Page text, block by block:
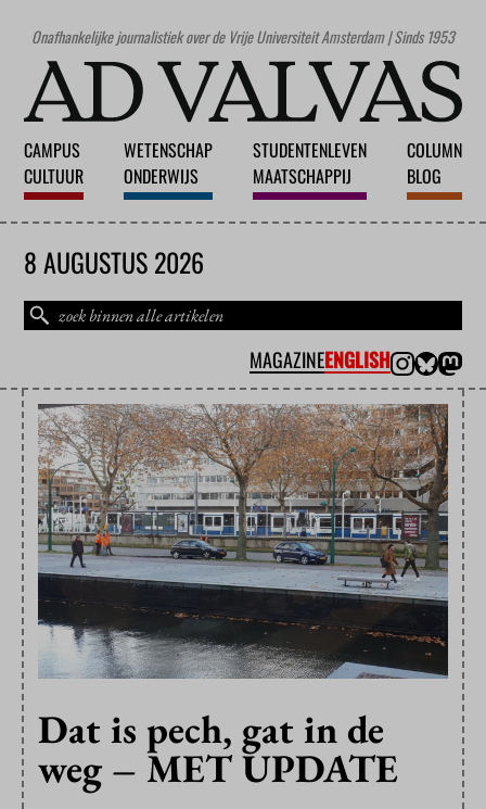
Onafhankelijke journalistiek over de Vrije Universiteit Amsterdam | Sinds 1953
CAMPUS
CULTUUR
WETENSCHAP
ONDERWIJS
STUDENTENLEVEN
MAATSCHAPPIJ
COLUMN
BLOG
8 AUGUSTUS 2026
MAGAZINEENGLISH
Dat is pech, gat in de
weg – MET UPDATE